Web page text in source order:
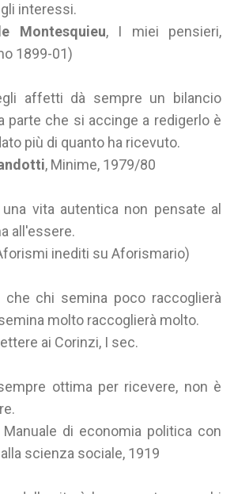
interessi.
Montesquieu, I miei pensieri,
1899-01)
affetti dà sempre un bilancio
parte che si accinge a redigerlo è
più di quanto ha ricevuto.
, Minime, 1979/80
vita autentica non pensate al
all'essere.
inediti su Aforismario)
che chi semina poco raccoglierà
molto raccoglierà molto.
ai Corinzi, I sec.
ottima per ricevere, non è
Manuale di economia politica con
scienza sociale, 1919